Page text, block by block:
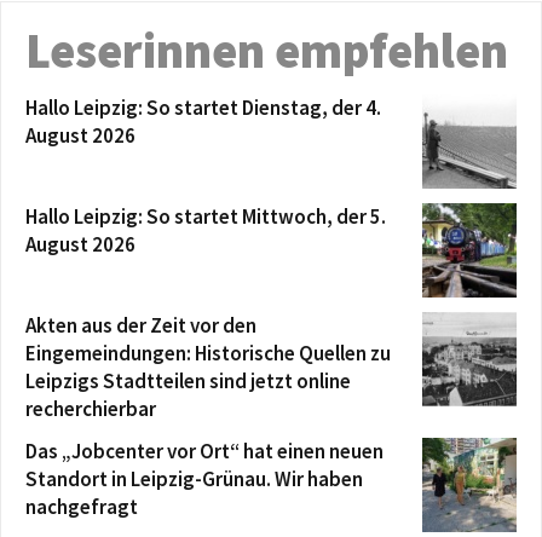
Leserinnen empfehlen
Hallo Leipzig: So startet Dienstag, der 4.
August 2026
Hallo Leipzig: So startet Mittwoch, der 5.
August 2026
Akten aus der Zeit vor den
Eingemeindungen: Historische Quellen zu
Leipzigs Stadtteilen sind jetzt online
recherchierbar
Das „Jobcenter vor Ort“ hat einen neuen
Standort in Leipzig-Grünau. Wir haben
nachgefragt